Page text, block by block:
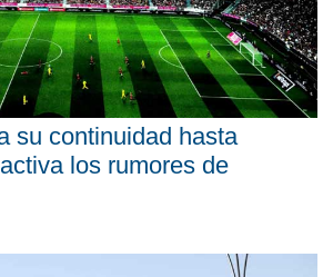
su continuidad hasta
los rumores de